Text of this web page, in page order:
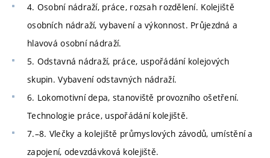
4. Osobní nádraží, práce, rozsah rozdělení. Kolejiště
osobních nádraží, vybavení a výkonnost. Průjezdná a
hlavová osobní nádraží.
5. Odstavná nádraží, práce, uspořádání kolejových
skupin. Vybavení odstavných nádraží.
6. Lokomotivní depa, stanoviště provozního ošetření.
Technologie práce, uspořádání kolejiště.
7.–8. Vlečky a kolejiště průmyslových závodů, umístění a
zapojení, odevzdávková kolejiště.